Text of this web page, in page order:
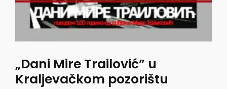
„Dani Mire Trailović” u
Kraljevačkom pozorištu